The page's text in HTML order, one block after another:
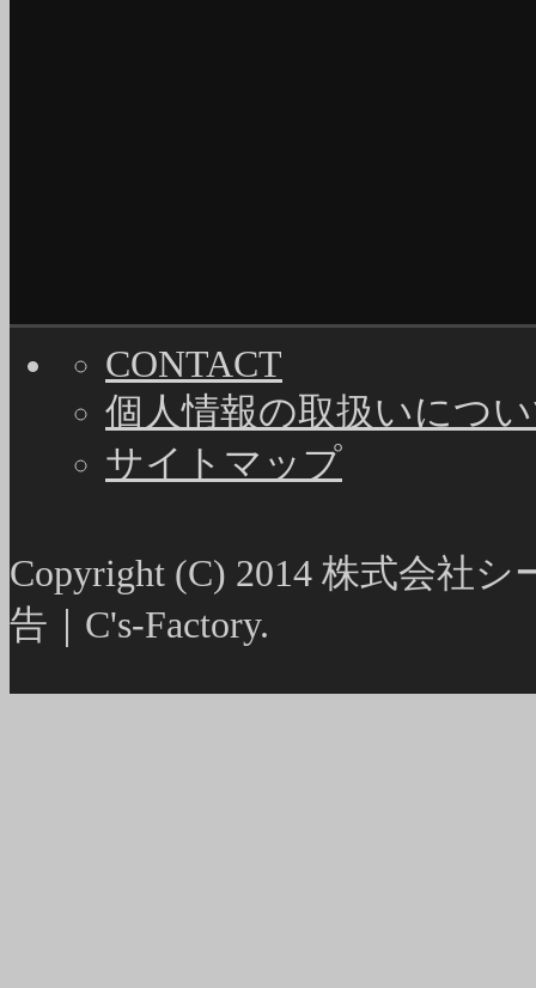
CONTACT
個人情報の取扱いにつ
サイトマップ
Copyright (C) 2014 株式会社
告｜C's-Factory.